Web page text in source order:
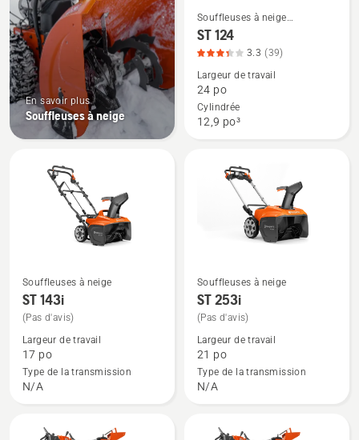
En savoir plus
Souffleuses à neige
Voir
plus
de
détails
sur
ST 124,
produit
Souffleuses à neige
résidentielles
ST 124
3.3 (39)
Largeur de travail
24 po
Cylindrée
12,9 po³
Voir
plus
de
détails
sur
ST 143i
Souffleuses à neige
ST 143i
(Pas d'avis)
Largeur de travail
17 po
Type de la transmission
N/A
Voir
plus
de
détails
sur
ST 253i
Souffleuses à neige
ST 253i
(Pas d'avis)
Largeur de travail
21 po
Type de la transmission
N/A